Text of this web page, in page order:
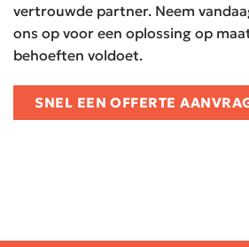
vertrouwde partner. Neem
ons op voor een oplossing op
behoeften voldoet.
SNEL EEN OFFERTE